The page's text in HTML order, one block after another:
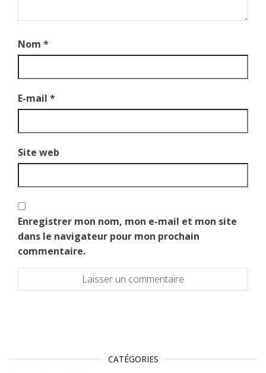
Nom *
E-mail *
Site web
Enregistrer mon nom, mon e-mail et mon site
dans le navigateur pour mon prochain
commentaire.
CATÉGORIES